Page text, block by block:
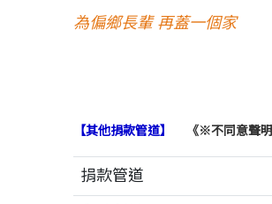
為偏鄉長輩 再蓋一個家
【其他捐款管道】 《※不同意聲
捐款管道